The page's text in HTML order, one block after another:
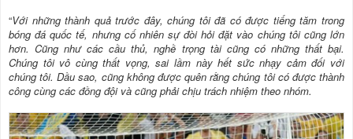
“Với những thành quả trước đây, chúng tôi đã có được tiếng tăm trong
bóng đá quốc tế, nhưng cố nhiên sự đòi hỏi đặt vào chúng tôi cũng lớn
hơn. Cũng như các cầu thủ, nghề trọng tài cũng có những thất bại.
Chúng tôi vô cùng thất vọng, sai lầm này hết sức nhạy cảm đối với
chúng tôi. Dầu sao, cũng không được quên rằng chúng tôi có được thành
công cùng các đồng đội và cũng phải chịu trách nhiệm theo nhóm.